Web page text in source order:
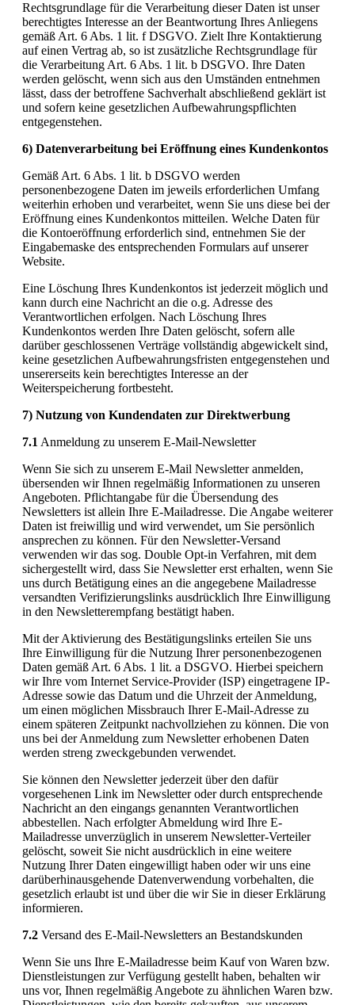
Rechtsgrundlage für die Verarbeitung dieser Daten ist unser
berechtigtes Interesse an der Beantwortung Ihres Anliegens
gemäß Art. 6 Abs. 1 lit. f DSGVO. Zielt Ihre Kontaktierung
auf einen Vertrag ab, so ist zusätzliche Rechtsgrundlage für
die Verarbeitung Art. 6 Abs. 1 lit. b DSGVO. Ihre Daten
werden gelöscht, wenn sich aus den Umständen entnehmen
lässt, dass der betroffene Sachverhalt abschließend geklärt ist
und sofern keine gesetzlichen Aufbewahrungspflichten
entgegenstehen.
6) Datenverarbeitung bei Eröffnung eines Kundenkontos
Gemäß Art. 6 Abs. 1 lit. b DSGVO werden
personenbezogene Daten im jeweils erforderlichen Umfang
weiterhin erhoben und verarbeitet, wenn Sie uns diese bei der
Eröffnung eines Kundenkontos mitteilen. Welche Daten für
die Kontoeröffnung erforderlich sind, entnehmen Sie der
Eingabemaske des entsprechenden Formulars auf unserer
Website.
Eine Löschung Ihres Kundenkontos ist jederzeit möglich und
kann durch eine Nachricht an die o.g. Adresse des
Verantwortlichen erfolgen. Nach Löschung Ihres
Kundenkontos werden Ihre Daten gelöscht, sofern alle
darüber geschlossenen Verträge vollständig abgewickelt sind,
keine gesetzlichen Aufbewahrungsfristen entgegenstehen und
unsererseits kein berechtigtes Interesse an der
Weiterspeicherung fortbesteht.
7) Nutzung von Kundendaten zur Direktwerbung
7.1 Anmeldung zu unserem E-Mail-Newsletter
Wenn Sie sich zu unserem E-Mail Newsletter anmelden,
übersenden wir Ihnen regelmäßig Informationen zu unseren
Angeboten. Pflichtangabe für die Übersendung des
Newsletters ist allein Ihre E-Mailadresse. Die Angabe weiterer
Daten ist freiwillig und wird verwendet, um Sie persönlich
ansprechen zu können. Für den Newsletter-Versand
verwenden wir das sog. Double Opt-in Verfahren, mit dem
sichergestellt wird, dass Sie Newsletter erst erhalten, wenn Sie
uns durch Betätigung eines an die angegebene Mailadresse
versandten Verifizierungslinks ausdrücklich Ihre Einwilligung
in den Newsletterempfang bestätigt haben.
Mit der Aktivierung des Bestätigungslinks erteilen Sie uns
Ihre Einwilligung für die Nutzung Ihrer personenbezogenen
Daten gemäß Art. 6 Abs. 1 lit. a DSGVO. Hierbei speichern
wir Ihre vom Internet Service-Provider (ISP) eingetragene IP-
Adresse sowie das Datum und die Uhrzeit der Anmeldung,
um einen möglichen Missbrauch Ihrer E-Mail-Adresse zu
einem späteren Zeitpunkt nachvollziehen zu können. Die von
uns bei der Anmeldung zum Newsletter erhobenen Daten
werden streng zweckgebunden verwendet.
Sie können den Newsletter jederzeit über den dafür
vorgesehenen Link im Newsletter oder durch entsprechende
Nachricht an den eingangs genannten Verantwortlichen
abbestellen. Nach erfolgter Abmeldung wird Ihre E-
Mailadresse unverzüglich in unserem Newsletter-Verteiler
gelöscht, soweit Sie nicht ausdrücklich in eine weitere
Nutzung Ihrer Daten eingewilligt haben oder wir uns eine
darüberhinausgehende Datenverwendung vorbehalten, die
gesetzlich erlaubt ist und über die wir Sie in dieser Erklärung
informieren.
7.2 Versand des E-Mail-Newsletters an Bestandskunden
Wenn Sie uns Ihre E-Mailadresse beim Kauf von Waren bzw.
Dienstleistungen zur Verfügung gestellt haben, behalten wir
uns vor, Ihnen regelmäßig Angebote zu ähnlichen Waren bzw.